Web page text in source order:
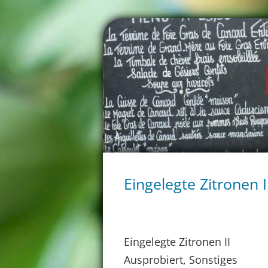
Eingelegte Zitronen
Eingelegte Zitronen II
Ausprobiert, Sonstiges